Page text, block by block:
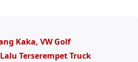
Kaka, VW Golf
Terserempet Truck